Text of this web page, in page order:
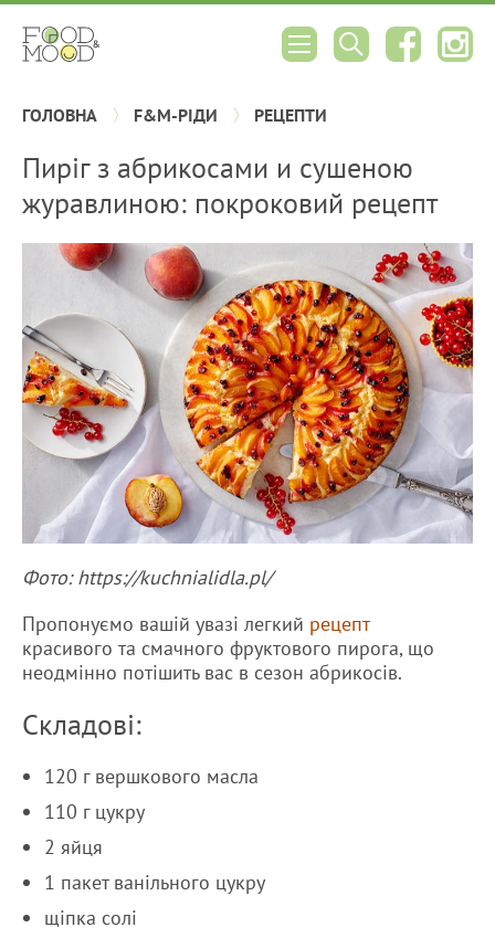
ГОЛОВНА F&M-РІДИ РЕЦЕПТИ
Пиріг з абрикосами и сушеною
журавлиною: покроковий рецепт
Фото: https://kuchnialidla.pl/
Пропонуємо вашій увазі легкий рецепт
красивого та смачного фруктового пирога, що
неодмінно потішить вас в сезон абрикосів.
Складові:
120 г вершкового масла
110 г цукру
2 яйця
1 пакет ванільного цукру
щіпка солі